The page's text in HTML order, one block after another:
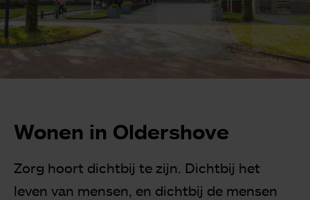
Meer over Sensire
Wonen in Oldershove
Zorg hoort dichtbij te zijn. Dichtbij het
leven van mensen, en dichtbij de mensen